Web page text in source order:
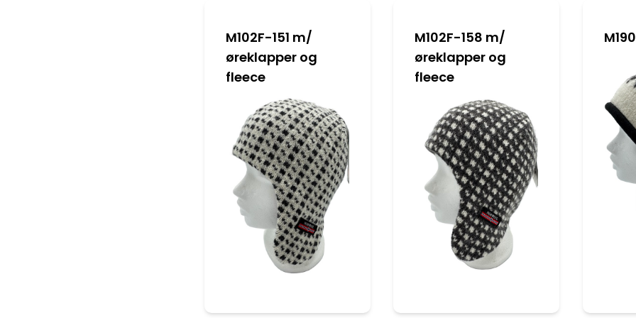
M102F-151 m/
øreklapper og
fleece
M102F-158 m/
øreklapper og
fleece